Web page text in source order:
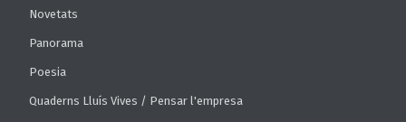
Novetats
Panorama
Poesia
Quaderns Lluís Vives / Pensar l'empresa